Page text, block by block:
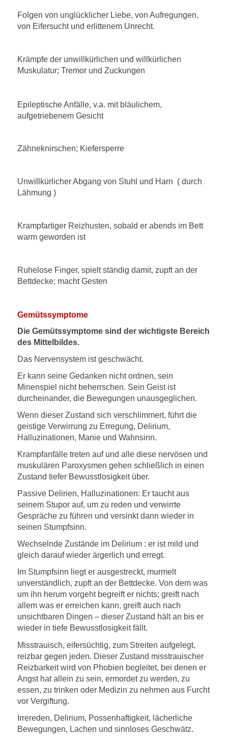
Folgen von unglücklicher Liebe, von Aufregungen,
von Eifersucht und erlittenem Unrecht.
Krämpfe der unwillkürlichen und willkürlichen
Muskulatur; Tremor und Zuckungen
Epileptische Anfälle, v.a. mit bläulichem,
aufgetriebenem Gesicht
Zähneknirschen; Kiefersperre
Unwillkürlicher Abgang von Stuhl und Harn ( durch
Lähmung )
Krampfartiger Reizhusten, sobald er abends im Bett
warm geworden ist
Ruhelose Finger, spielt ständig damit, zupft an der
Bettdecke; macht Gesten
Gemütssymptome
Die Gemütssymptome sind der wichtigste Bereich
des Mittelbildes.
Das Nervensystem ist geschwächt.
Er kann seine Gedanken nicht ordnen, sein
Minenspiel nicht beherrschen. Sein Geist ist
durcheinander, die Bewegungen unausgeglichen.
Wenn dieser Zustand sich verschlimmert, führt die
geistige Verwirrung zu Erregung, Delirium,
Halluzinationen, Manie und Wahnsinn.
Krampfanfälle treten auf und alle diese nervösen und
muskulären Paroxysmen gehen schließlich in einen
Zustand tiefer Bewusstlosigkeit über.
Passive Delirien, Halluzinationen: Er taucht aus
seinem Stupor auf, um zu reden und verwirrte
Gespräche zu führen und versinkt dann wieder in
seinen Stumpfsinn.
Wechselnde Zustände im Delirium : er ist mild und
gleich darauf wieder ärgerlich und erregt.
Im Stumpfsinn liegt er ausgestreckt, murmelt
unverständlich, zupft an der Bettdecke. Von dem was
um ihn herum vorgeht begreift er nichts; greift nach
allem was er erreichen kann, greift auch nach
unsichtbaren Dingen – dieser Zustand hält an bis er
wieder in tiefe Bewusstlosigkeit fällt.
Misstrauisch, eifersüchtig, zum Streiten aufgelegt,
reizbar gegen jeden. Dieser Zustand misstrauischer
Reizbarkeit wird von Phobien begleitet, bei denen er
Angst hat allein zu sein, ermordet zu werden, zu
essen, zu trinken oder Medizin zu nehmen aus Furcht
vor Vergiftung.
Irrereden, Delirium, Possenhaftigkeit, lächerliche
Bewegungen, Lachen und sinnloses Geschwätz.